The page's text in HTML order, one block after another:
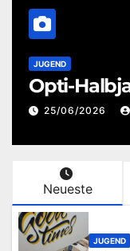
JUGEND
Opti-
25/06/2026
Neueste
JUGEND